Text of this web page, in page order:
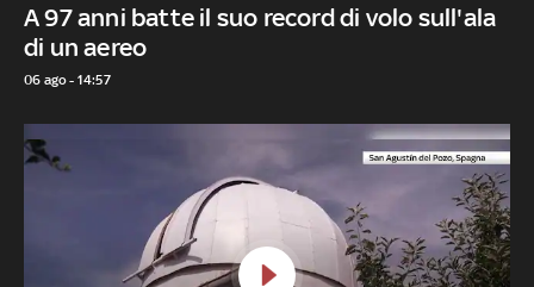
A 97 anni batte il suo record di volo sull'ala
di un aereo
06 ago - 14:57